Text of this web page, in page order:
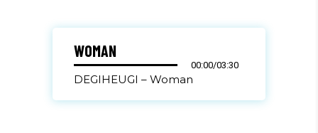
WOMAN
00:00/03:30
DEGIHEUGI – Woman